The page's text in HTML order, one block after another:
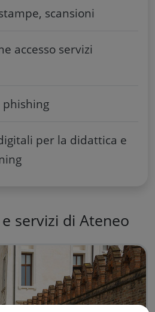
scansioni
accesso servizi
phishing
per la didattica e
servizi di Ateneo